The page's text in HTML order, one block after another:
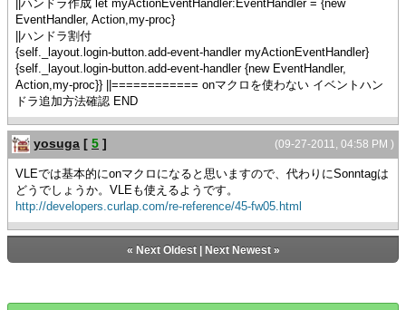
||ハンドラ作成 let myActionEventHandler:EventHandler = {new
EventHandler, Action,my-proc}
||ハンドラ割付
{self._layout.login-button.add-event-handler myActionEventHandler}
{self._layout.login-button.add-event-handler {new EventHandler,
Action,my-proc}} ||============ onマクロを使わない イベントハン
ドラ追加方法確認 END
(09-27-2011, 04:58 PM )
yosuga [ 5 ]
VLEでは基本的にonマクロになると思いますので、代わりにSonntagは
どうでしょうか。VLEも使えるようです。
http://developers.curlap.com/re-reference/45-fw05.html
« Next Oldest| Next Newest»